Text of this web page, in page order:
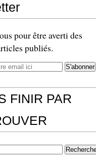
pour être averti des
publiés.
FINIR PAR